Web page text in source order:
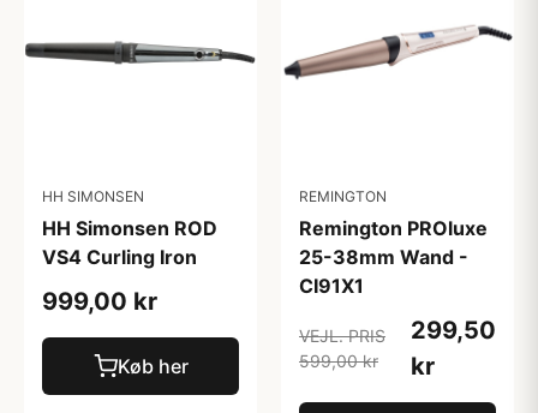
HH SIMONSEN
HH Simonsen ROD
VS4 Curling Iron
999,00 kr
Køb her
REMINGTON
Remington PROluxe
25-38mm Wand -
CI91X1
VEJL. PRIS
599,00 kr
299,50
kr